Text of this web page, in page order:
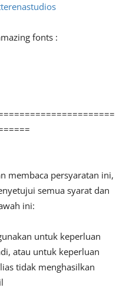
fonts :
membaca persyaratan ini,
semua syarat dan
ini:
untuk keperluan
atau untuk keperluan
tidak menghasilkan